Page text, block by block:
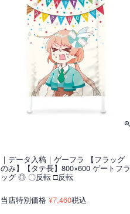
｜データ入稿｜ゲーフラ 【フラッグ
のみ】【タテ長】800×600 ゲートフラ
ッグ ◎ 〇反転 □反転
当店特別価格 ¥7,460税込